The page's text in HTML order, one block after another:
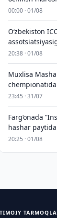
00:00 · 01/08
O‘zbekiston
20:38 · 01/08
Muxlisa
23:45 · 31/07
Farg‘onada
hashar
20:25 · 01/08